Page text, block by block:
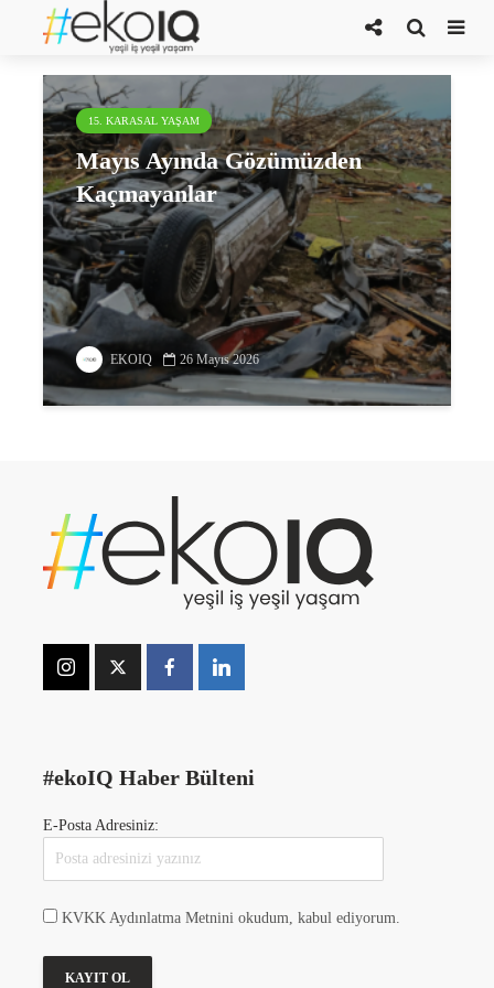
ebola salgını
15. KARASAL YAŞAM
Mayıs Ayında Gözümüzden
Kaçmayanlar
EKOIQ 26 Mayıs 2026
#ekoIQ Haber Bülteni
E-Posta Adresiniz:
KVKK Aydınlatma Metnini okudum, kabul ediyorum.